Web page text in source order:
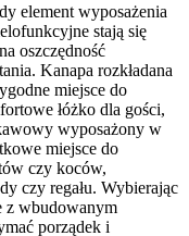
element wyposażenia
stają się
oszczędność
Kanapa rozkładana
miejsce do
łóżko dla gości,
wyposażony w
miejsce do
czy koców,
czy regału. Wybierając
z wbudowanym
porządek i